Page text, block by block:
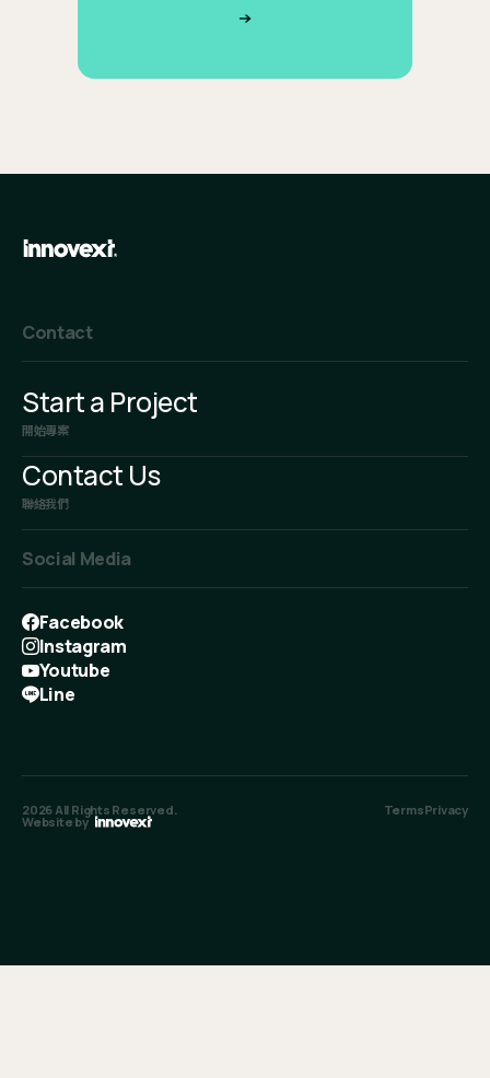
開始專案
Contact
Start a Project
開始專案
Contact Us
聯絡我們
Social Media
Facebook
Instagram
Youtube
Line
2026 All Rights Reserved. TermsPrivacy
Website by